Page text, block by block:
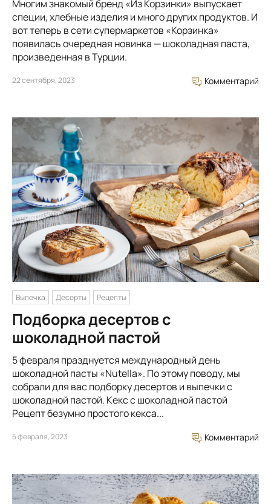
Многим знакомый бренд «Из Корзинки» выпускает
специи, хлебные изделия и много других продуктов. И
вот теперь в сети супермаркетов «Корзинка»
появилась очередная новинка — шоколадная паста,
произведенная в Турции.
22 сентября, 2023 Комментарий
Выпечка Десерты Рецепты
Подборка десертов с
шоколадной пастой
5 февраля празднуется международный день
шоколадной пасты «Nutella». По этому поводу, мы
собрали для вас подборку десертов и выпечки с
шоколадной пастой. Кекс с шоколадной пастой
Рецепт безумно простого кекса...
5 февраля, 2023 Комментарий